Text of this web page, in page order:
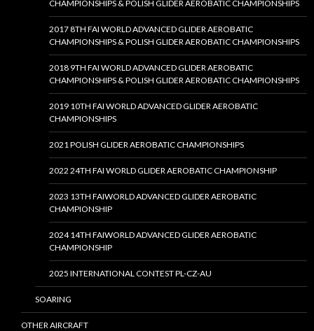
CHAMPIONSHIPS & POLISH GLIDER AEROBATIC CHAMPIONSHIPS
2017 8TH FAI WORLD ADVANCED GLIDER AEROBATIC
CHAMPIONSHIPS & POLISH GLIDER AEROBATIC CHAMPIONSHIPS
2018 9TH FAI WORLD ADVANCED GLIDER AEROBATIC
CHAMPIONSHIPS & POLISH GLIDER AEROBATIC CHAMPIONSHIPS
2019 10TH FAI WORLD ADVANCED GLIDER AEROBATIC
CHAMPIONSHIPS
2021 POLISH GLIDER AEROBATIC CHAMPIONSHIPS
2022 24TH FAI WORLD GLIDER AEROBATIC CHAMPIONSHIP
2023 13TH FAIWORLD ADVANCED GLIDER AEROBATIC
CHAMPIONSHIP
2024 14TH FAIWORLD ADVANCED GLIDER AEROBATIC
CHAMPIONSHIP
2025 INTERNATIONAL CONTEST PL-CZ-AU
SOARING
OTHER AIRCRAFT